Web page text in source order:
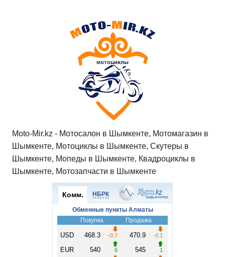
Moto-Mir.kz - Мотосалон в Шымкенте, Мотомагазин в
Шымкенте, Мотоциклы в Шымкенте, Скутеры в
Шымкенте, Мопеды в Шымкенте, Квадроциклы в
Шымкенте, Мотозапчасти в Шымкенте